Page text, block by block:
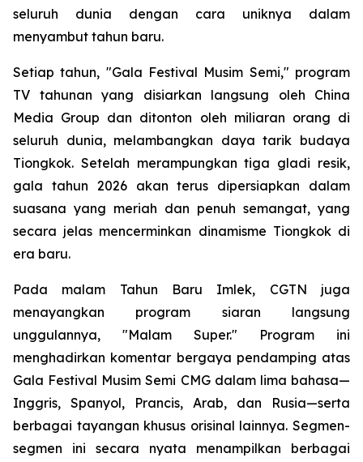
seluruh dunia dengan cara uniknya dalam
menyambut tahun baru.
Setiap tahun, "Gala Festival Musim Semi," program
TV tahunan yang disiarkan langsung oleh China
Media Group dan ditonton oleh miliaran orang di
seluruh dunia, melambangkan daya tarik budaya
Tiongkok. Setelah merampungkan tiga gladi resik,
gala tahun 2026 akan terus dipersiapkan dalam
suasana yang meriah dan penuh semangat, yang
secara jelas mencerminkan dinamisme Tiongkok di
era baru.
Pada malam Tahun Baru Imlek, CGTN juga
menayangkan program siaran langsung
unggulannya, "Malam Super." Program ini
menghadirkan komentar bergaya pendamping atas
Gala Festival Musim Semi CMG dalam lima bahasa—
Inggris, Spanyol, Prancis, Arab, dan Rusia—serta
berbagai tayangan khusus orisinal lainnya. Segmen-
segmen ini secara nyata menampilkan berbagai